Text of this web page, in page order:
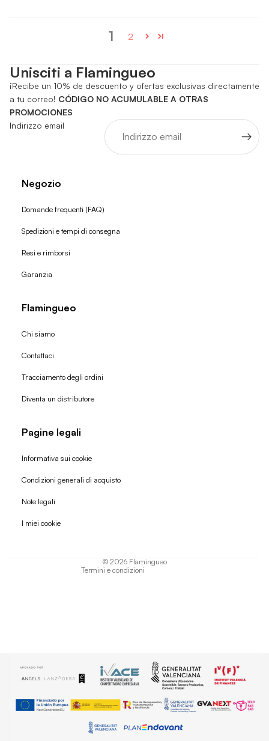
1 2
Unisciti a Flamingueo
¡Recibe un 10% de descuento y ofertas exclusivas directamente
a tu correo! CÓDIGO NO ACUMULABLE A OTRAS
PROMOCIONES
Indirizzo email
Negozio
Domande frequenti (FAQ)
Spedizioni e tempi di consegna
Resi e rimborsi
Garanzia
Flamingueo
Chi siamo
Contattaci
Tracciamento degli ordini
Diventa un distributore
Pagine legali
Informativa sui cookie
Condizioni generali di acquisto
Note legali
I miei cookie
© 2026 Flamingueo
Termini e condizioni
Politica di rimborso